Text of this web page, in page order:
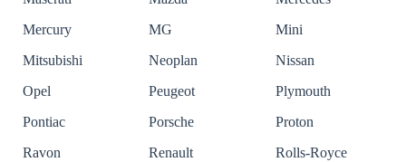
Mercury
MG
Mini
Mitsubishi
Neoplan
Nissan
Opel
Peugeot
Plymouth
Pontiac
Porsche
Proton
Ravon
Renault
Rolls-Royce